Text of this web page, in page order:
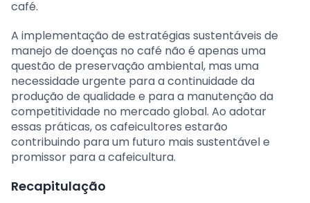
café.
A implementação de estratégias sustentáveis de
manejo de doenças no café não é apenas uma
questão de preservação ambiental, mas uma
necessidade urgente para a continuidade da
produção de qualidade e para a manutenção da
competitividade no mercado global. Ao adotar
essas práticas, os cafeicultores estarão
contribuindo para um futuro mais sustentável e
promissor para a cafeicultura.
Recapitulação